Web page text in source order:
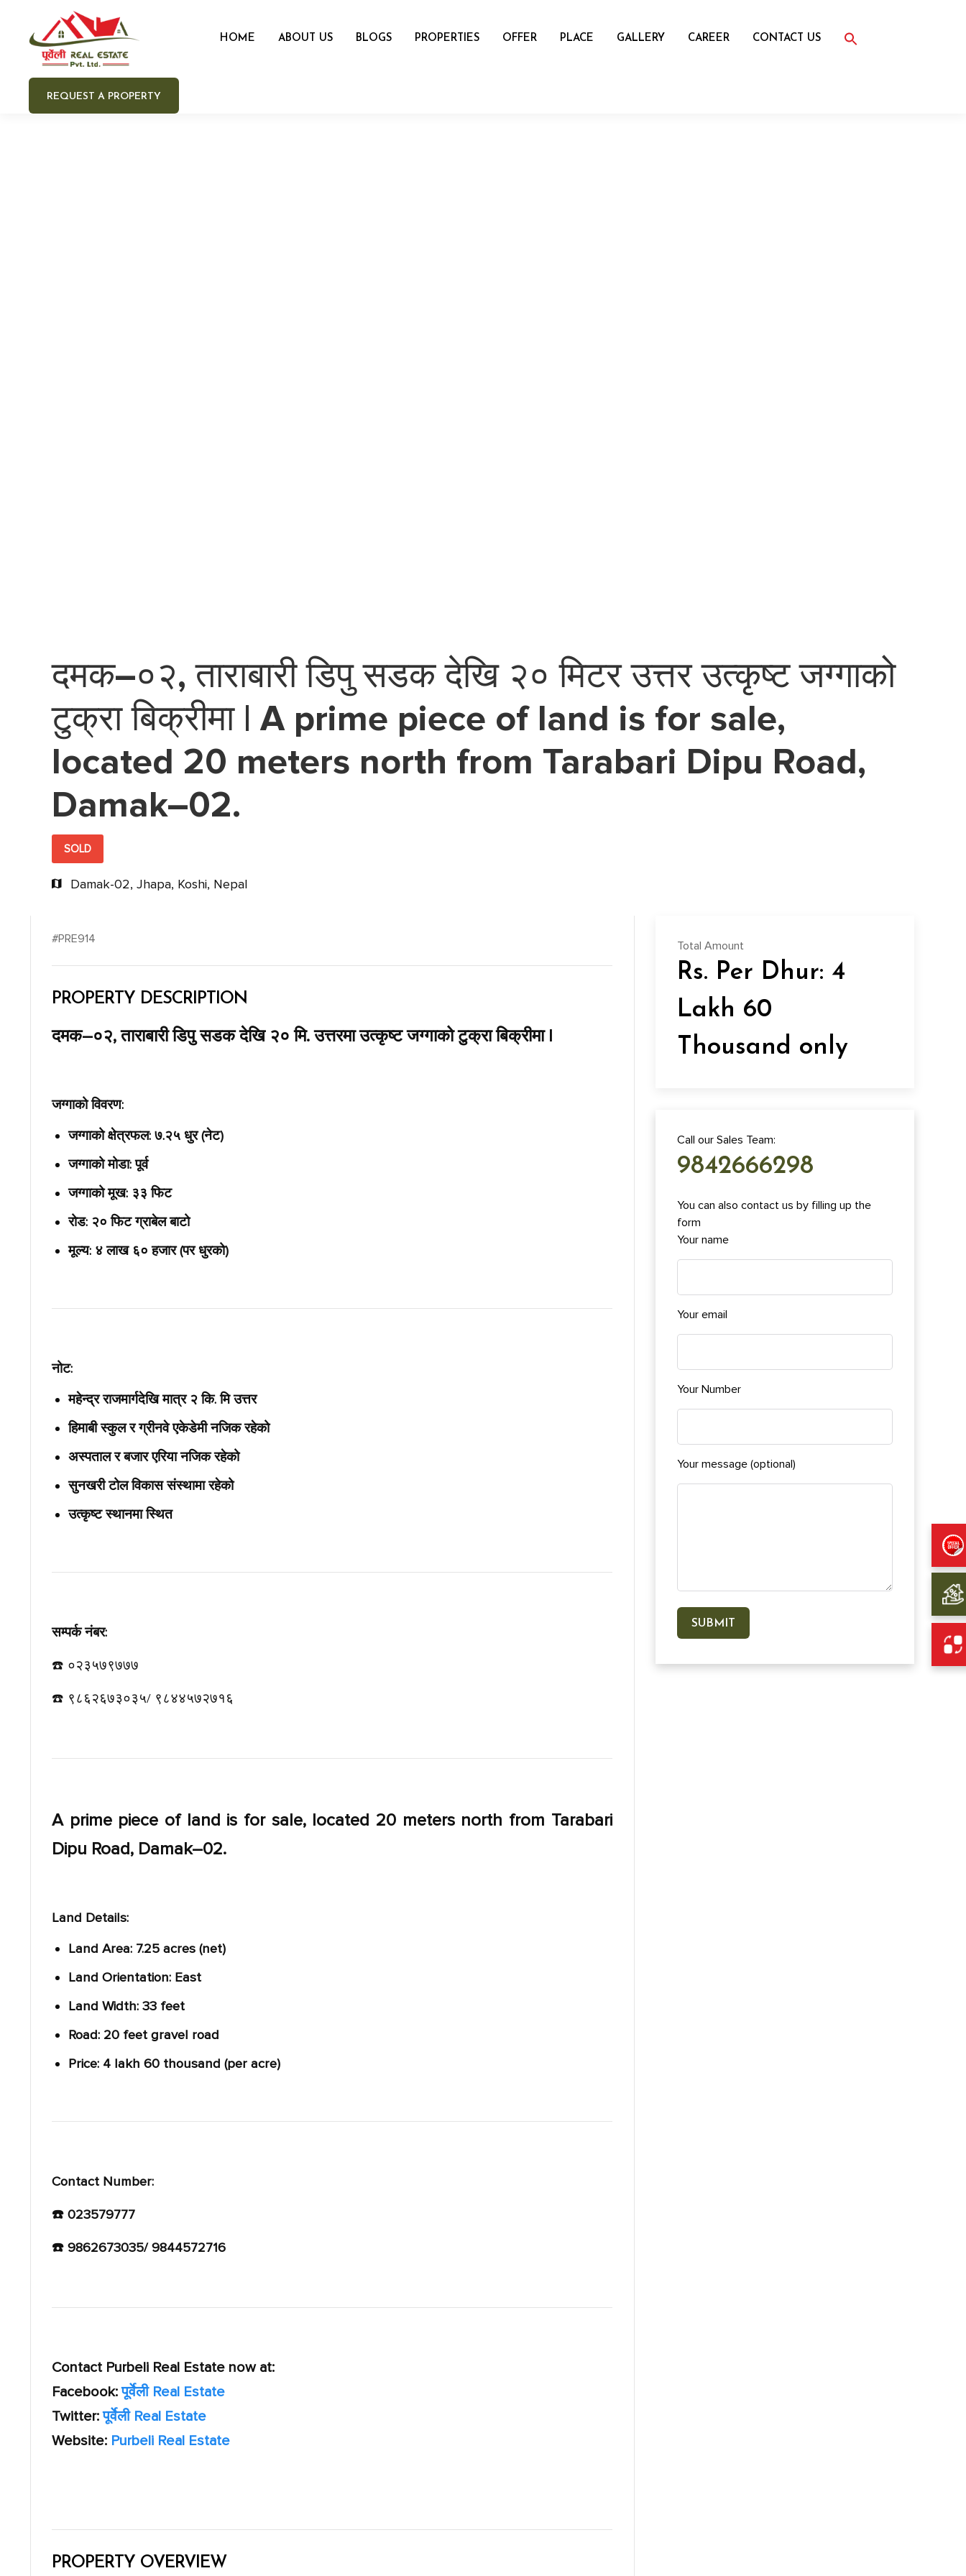
HOME ABOUT US BLOGS PROPERTIES OFFER PLACE GALLERY CAREER CONTACT US
REQUEST A PROPERTY
दमक–०२, ताराबारी डिपु सडक देखि २० मिटर उत्तर उत्कृष्ट जग्गाको
टुक्रा बिक्रीमा | A prime piece of land is for sale,
located 20 meters north from Tarabari Dipu Road,
Damak–02.
SOLD
Damak-02, Jhapa, Koshi, Nepal
#PRE914
PROPERTY DESCRIPTION
दमक–०२, ताराबारी डिपु सडक देखि २० मि. उत्तरमा उत्कृष्ट जग्गाको टुक्रा बिक्रीमा |
जग्गाको विवरण:
जग्गाको क्षेत्रफल: ७.२५ धुर (नेट)
जग्गाको मोडा: पूर्व
जग्गाको मूख: ३३ फिट
रोड: २० फिट ग्राबेल बाटो
मूल्य: ४ लाख ६० हजार (पर धुरको)
नोट:
महेन्द्र राजमार्गदेखि मात्र २ कि. मि उत्तर
हिमाबी स्कुल र ग्रीनवे एकेडेमी नजिक रहेको
अस्पताल र बजार एरिया नजिक रहेको
सुनखरी टोल विकास संस्थामा रहेको
उत्कृष्ट स्थानमा स्थित
सम्पर्क नंबर:
☎️ ०२३५७९७७७
☎️ ९८६२६७३०३५/ ९८४४५७२७१६
A prime piece of land is for sale, located 20 meters north from Tarabari
Dipu Road, Damak–02.
Land Details:
Land Area: 7.25 acres (net)
Land Orientation: East
Land Width: 33 feet
Road: 20 feet gravel road
Price: 4 lakh 60 thousand (per acre)
Contact Number:
☎️ 023579777
☎️ 9862673035/ 9844572716
Contact Purbeli Real Estate now at:
Facebook:पूर्वेली Real Estate
Twitter:पूर्वेली Real Estate
Website: Purbeli Real Estate
PROPERTY OVERVIEW
Total Amount
Rs. Per Dhur: 4
Lakh 60
Thousand only
Call our Sales Team:
9842666298
You can also contact us by filling up the
form
Your name
Your email
Your Number
Your message (optional)